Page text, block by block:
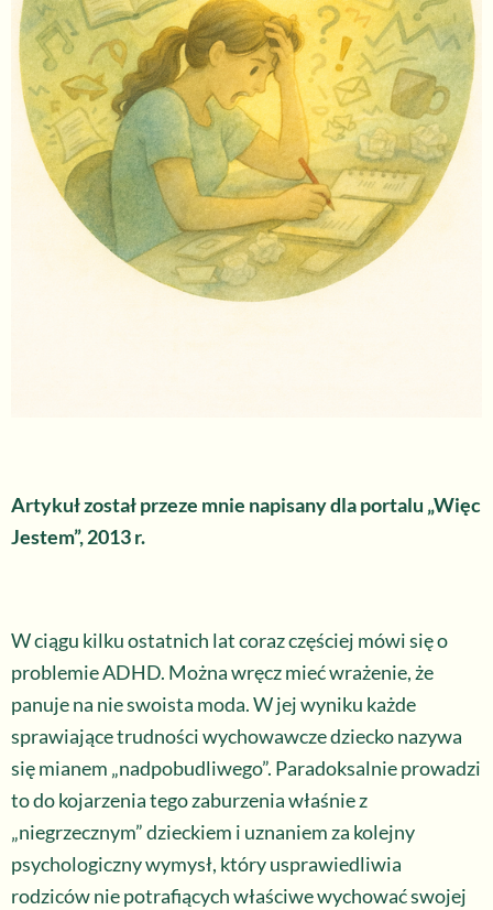
Artykuł został przeze mnie napisany dla portalu „Więc
Jestem”, 2013 r.
W ciągu kilku ostatnich lat coraz częściej mówi się o
problemie ADHD. Można wręcz mieć wrażenie, że
panuje na nie swoista moda. W jej wyniku każde
sprawiające trudności wychowawcze dziecko nazywa
się mianem „nadpobudliwego”. Paradoksalnie prowadzi
to do kojarzenia tego zaburzenia właśnie z
„niegrzecznym” dzieckiem i uznaniem za kolejny
psychologiczny wymysł, który usprawiedliwia
rodziców nie potrafiących właściwe wychować swojej